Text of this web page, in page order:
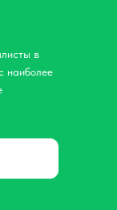
в
наиболее